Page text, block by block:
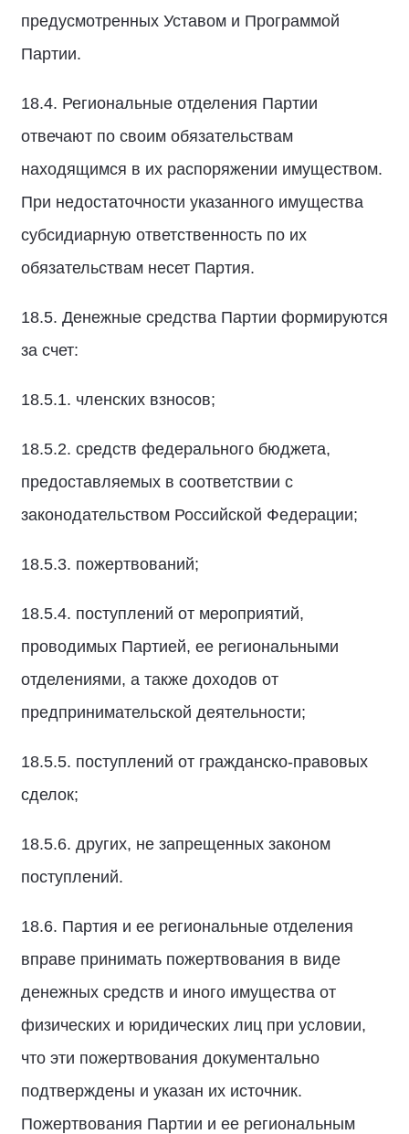
предусмотренных Уставом и Программой
Партии.
18.4. Региональные отделения Партии
отвечают по своим обязательствам
находящимся в их распоряжении имуществом.
При недостаточности указанного имущества
субсидиарную ответственность по их
обязательствам несет Партия.
18.5. Денежные средства Партии формируются
за счет:
18.5.1. членских взносов;
18.5.2. средств федерального бюджета,
предоставляемых в соответствии с
законодательством Российской Федерации;
18.5.3. пожертвований;
18.5.4. поступлений от мероприятий,
проводимых Партией, ее региональными
отделениями, а также доходов от
предпринимательской деятельности;
18.5.5. поступлений от гражданско-правовых
сделок;
18.5.6. других, не запрещенных законом
поступлений.
18.6. Партия и ее региональные отделения
вправе принимать пожертвования в виде
денежных средств и иного имущества от
физических и юридических лиц при условии,
что эти пожертвования документально
подтверждены и указан их источник.
Пожертвования Партии и ее региональным